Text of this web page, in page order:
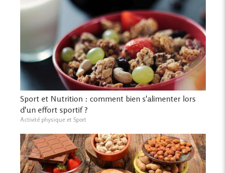
Sport et Nutrition : comment bien s'alimenter lors
d'un effort sportif ?
Activité physique et Sport